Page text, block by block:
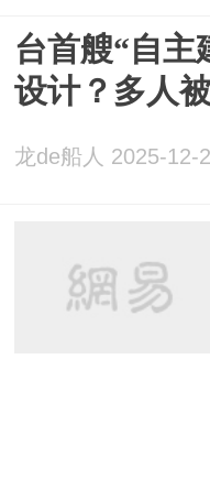
台首艘“自主
设计？多人
龙de船人 2025-12-